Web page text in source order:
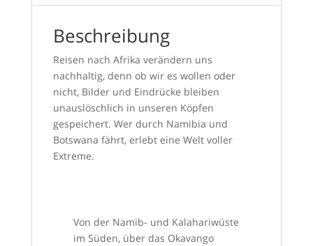
Beschreibung
Reisen nach Afrika verändern uns
nachhaltig, denn ob wir es wollen oder
nicht, Bilder und Eindrücke bleiben
unauslöschlich in unseren Köpfen
gespeichert. Wer durch Namibia und
Botswana fährt, erlebt eine Welt voller
Extreme.
Von der Namib- und Kalahariwüste
im Süden, über das Okavango